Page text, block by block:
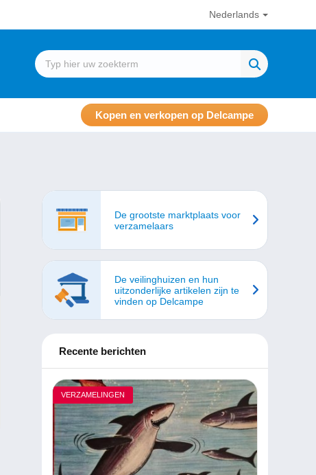
Nederlands
Kopen en verkopen op Delcampe
De grootste marktplaats voor
verzamelaars
De veilinghuizen en hun
uitzonderlijke artikelen zijn te
vinden op Delcampe
Recente berichten
VERZAMELINGEN